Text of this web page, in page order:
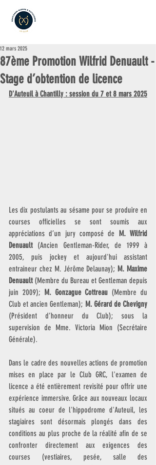
87ème Promotion Wilfrid Denuault -
Stage d’obtention de licence
12 mars 2025
D'Auteuil à Chantilly : session du 7 et 8 mars 2025
Les dix postulants au sésame pour se produire en
courses officielles se sont soumis aux
appréciations d’un jury composé de M. Wilfrid
Denuault (Ancien Gentleman-Rider, de 1999 à
2005, puis jockey et aujourd'hui assistant
entraineur chez M. Jérôme Delaunay); M. Maxime
Denuault (Membre du Bureau et Gentleman depuis
juin 2009); M. Gonzague Cottreau (Membre du
Club et ancien Gentleman);
(Président d’honneur du Club); sous la
supervision de Mme. Victoria Mion (Secrétaire
Générale).
Dans le cadre des nouvelles actions de promotion
mises en place par le Club GRC, l'examen de
licence a été entièrement revisité pour offrir une
expérience immersive. Grâce aux nouveaux locaux
situés au coeur de l'hippodrome d'Auteuil, les
stagiaires sont désormais plongés dans des
conditions au plus proche de la réalité afin de se
confronter directement aux exigences des
courses (vestiaires, pesée, salle des